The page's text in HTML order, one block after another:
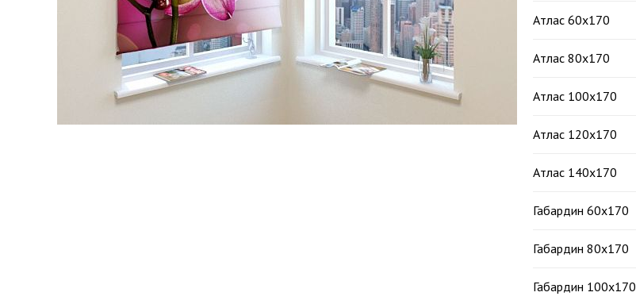
Атлас 60х170
Атлас 80х170
Атлас 100х170
Атлас 120х170
Атлас 140х170
Габардин 60х170
Габардин 80х170
Габардин 100х170